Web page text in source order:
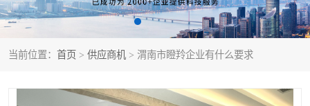
当前位置： 首页 > 供应商机 > 渭南市瞪羚企业有什么要求